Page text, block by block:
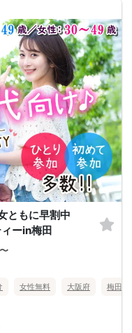
ともに早割中
ーin梅田
女性無料 大阪府 梅田